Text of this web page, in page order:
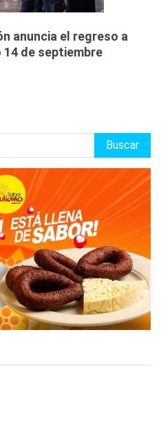
anuncia el regreso a
de septiembre